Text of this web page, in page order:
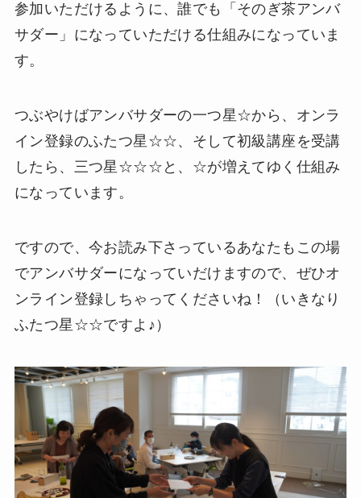
参加いただけるように、誰でも「そのぎ茶アンバ
サダー」になっていただける仕組みになっていま
す。
つぶやけばアンバサダーの一つ星☆から、オンラ
イン登録のふたつ星☆☆、そして初級講座を受講
したら、三つ星☆☆☆と、☆が増えてゆく仕組み
になっています。
ですので、今お読み下さっているあなたもこの場
でアンバサダーになっていだけますので、ぜひオ
ンライン登録しちゃってくださいね！（いきなり
ふたつ星☆☆ですよ♪）